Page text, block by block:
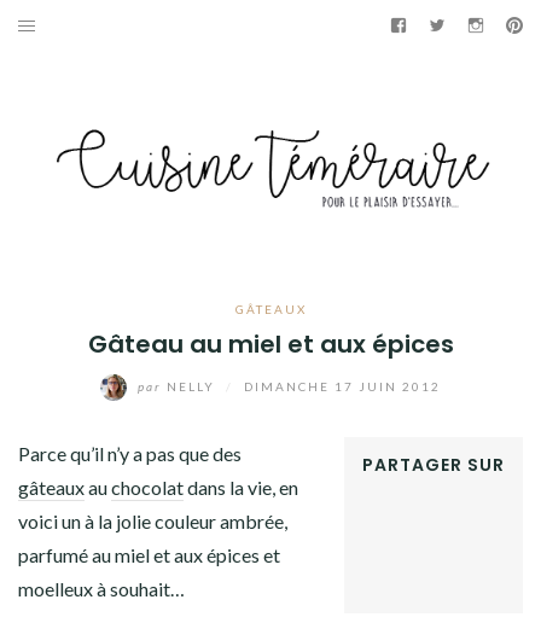
Aller
Facebook
Twitter
GÂTEAUX
Gâteau au miel et aux épices
par NELLY DIMANCHE 17 JUIN 2012
PARTAGER SUR
Parce qu’il n’y a pas que des
gâteauxauchocolatdans la vie, en
voici un à la jolie couleur ambrée,
parfumé au miel et aux épices et
moelleux à souhait…
DÉTOURNEMENTS CULINAIRES
Facebook
TwitterInstagram
Pinterest